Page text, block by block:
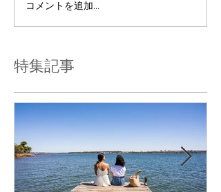
コメントを追加…
特集記事